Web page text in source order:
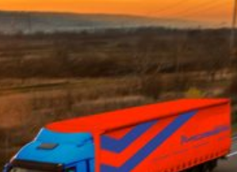
MEIN KONTO
Jetzt anmelden
NEU BEI FMOSER?
Jetzt registrieren